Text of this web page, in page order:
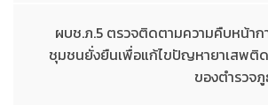
ผบช.ภ.5 ตรวจติดตามความคืบหน้าก
ชุมชนยั่งยืนเพื่อแก้ไขปัญหายาเสพติ
ของตำรวจ